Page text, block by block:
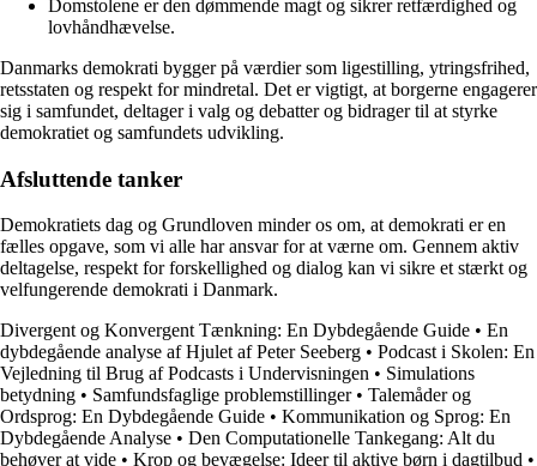
Domstolene er den dømmende magt og sikrer retfærdighed og
lovhåndhævelse.
Danmarks demokrati bygger på værdier som ligestilling, ytringsfrihed,
retsstaten og respekt for mindretal. Det er vigtigt, at borgerne engagerer
sig i samfundet, deltager i valg og debatter og bidrager til at styrke
demokratiet og samfundets udvikling.
Afsluttende tanker
Demokratiets dag og Grundloven minder os om, at demokrati er en
fælles opgave, som vi alle har ansvar for at værne om. Gennem aktiv
deltagelse, respekt for forskellighed og dialog kan vi sikre et stærkt og
velfungerende demokrati i Danmark.
Divergent og Konvergent Tænkning: En Dybdegående Guide • En
dybdegående analyse af Hjulet af Peter Seeberg • Podcast i Skolen: En
Vejledning til Brug af Podcasts i Undervisningen • Simulations
betydning • Samfundsfaglige problemstillinger• Talemåder og
Ordsprog: En Dybdegående Guide • Kommunikation og Sprog: En
Dybdegående Analyse • Den Computationelle Tankegang: Alt du
behøver at vide • Krop og bevægelse: Ideer til aktive børn i dagtilbud •